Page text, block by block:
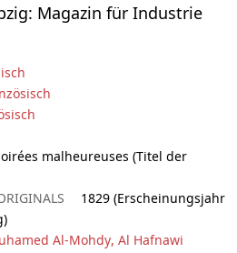
Magazin für Industrie
malheureuses (Titel der
1829 (Erscheinungsjahr
Al-Mohdy, Al Hafnawi